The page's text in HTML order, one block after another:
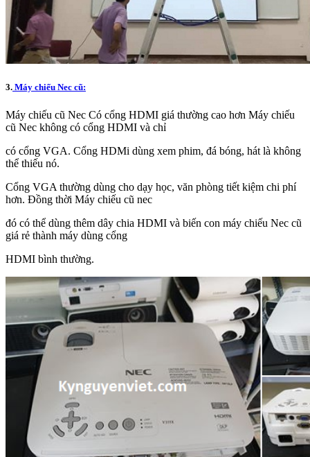
3. Máy chiếu Nec cũ:
Máy chiếu cũ Nec Có cổng HDMI giá thường cao hơn Máy chiếu
cũ Nec không có cổng HDMI và chỉ
có cổng VGA. Cổng HDMi dùng xem phim, đá bóng, hát là không
thể thiếu nó.
Cổng VGA thường dùng cho dạy học, văn phòng tiết kiệm chi phí
hơn. Đồng thời Máy chiếu cũ nec
đó có thể dùng thêm dây chia HDMI và biến con máy chiếu Nec cũ
giá rẻ thành máy dùng cổng
HDMI bình thường.